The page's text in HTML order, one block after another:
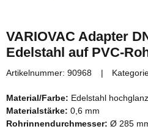
VARIOVAC Adapter
Edelstahl auf PVC-
Artikelnummer: 90968
Material/Farbe: Edelstahl
Materialstärke: 0,6 mm
Rohrinnendurchmesser: Ø 285